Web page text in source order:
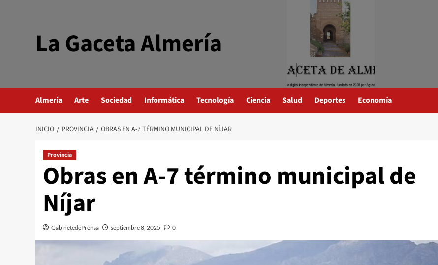
La Gaceta Almería
Almería Arte Sociedad Informática Tecnología Ciencia Salud Deportes Economía
INICIO PROVINCIA OBRAS EN A-7 TÉRMINO MUNICIPAL DE NÍJAR
Provincia
Obras en A-7 término municipal de
Níjar
GabinetedePrensa septiembre 8, 2025 0